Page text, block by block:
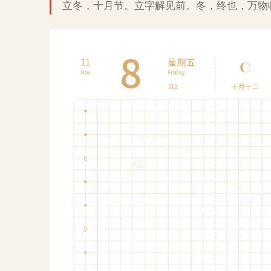
立冬，十月节。立字解见前。冬，终也，万物